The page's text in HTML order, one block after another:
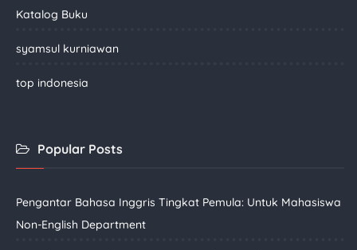
Katalog Buku
syamsul kurniawan
top indonesia
Popular Posts
Pengantar Bahasa Inggris Tingkat Pemula: Untuk Mahasiswa
Non-English Department